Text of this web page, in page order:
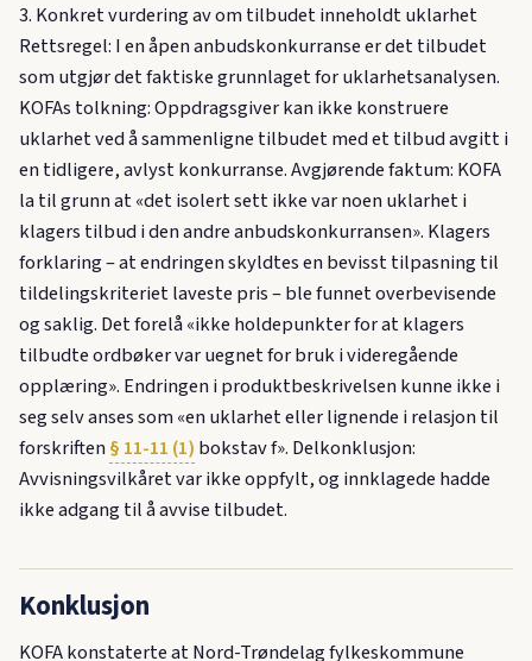
3. Konkret vurdering av om tilbudet inneholdt uklarhet
Rettsregel: I en åpen anbudskonkurranse er det tilbudet
som utgjør det faktiske grunnlaget for uklarhetsanalysen.
KOFAs tolkning: Oppdragsgiver kan ikke konstruere
uklarhet ved å sammenligne tilbudet med et tilbud avgitt i
en tidligere, avlyst konkurranse. Avgjørende faktum: KOFA
la til grunn at «det isolert sett ikke var noen uklarhet i
klagers tilbud i den andre anbudskonkurransen». Klagers
forklaring – at endringen skyldtes en bevisst tilpasning til
tildelingskriteriet laveste pris – ble funnet overbevisende
og saklig. Det forelå «ikke holdepunkter for at klagers
tilbudte ordbøker var uegnet for bruk i videregående
opplæring». Endringen i produktbeskrivelsen kunne ikke i
seg selv anses som «en uklarhet eller lignende i relasjon til
forskriften§ 11-11 (1) bokstav f». Delkonklusjon:
Avvisningsvilkåret var ikke oppfylt, og innklagede hadde
ikke adgang til å avvise tilbudet.
Konklusjon
KOFA konstaterte at Nord-Trøndelag fylkeskommune